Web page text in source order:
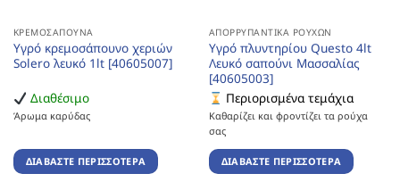
ΚΡΕΜΟΣΆΠΟΥΝΑ
Υγρό κρεμοσάπουνο χεριών
Solero λευκό 1lt [40605007]
Διαθέσιμο
Άρωμα καρύδας
ΔΙΑΒΆΣΤΕ ΠΕΡΙΣΣΌΤΕΡΑ
ΑΠΟΡΡΥΠΑΝΤΙΚΆ ΡΟΎΧΩΝ
Υγρό πλυντηρίου Questo 4lt
Λευκό σαπούνι Μασσαλίας
[40605003]
Περιορισμένα τεμάχια
Καθαρίζει και φροντίζει τα ρούχα
σας
ΔΙΑΒΆΣΤΕ ΠΕΡΙΣΣΌΤΕΡΑ